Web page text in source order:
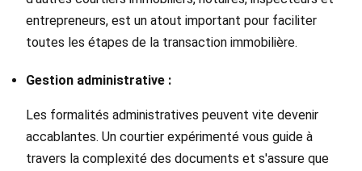
entrepreneurs, est un atout important pour faciliter
toutes les étapes de la transaction immobilière.
Gestion administrative :
Les formalités administratives peuvent vite devenir
accablantes. Un courtier expérimenté vous guide à
travers la complexité des documents et s'assure que